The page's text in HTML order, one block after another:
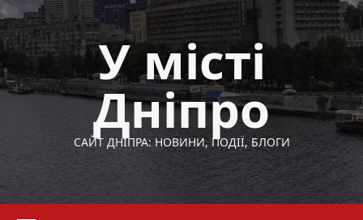
Перейти
до
вмісту
У місті
Дніпро
САЙТ ДНІПРА: НОВИНИ, ПОДІЇ, БЛОГИ